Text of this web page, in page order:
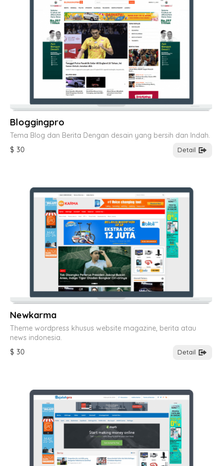
Bloggingpro
Tema Blog dan Berita Dengan desain yang bersih dan Indah.
$ 30
Detail
Newkarma
Theme wordpress khusus website magazine, berita atau
news indonesia.
$ 30
Detail